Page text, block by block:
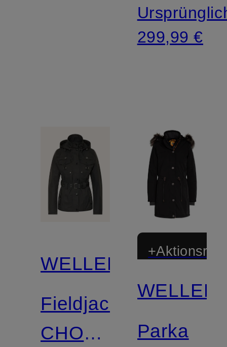
299,99 €
WELLENSTEYN
Fieldjacket
CHOCANDYParka